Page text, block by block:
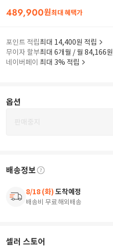
489,900원최대 혜택가
포인트 적립최대 14,400원 적립
무이자 할부최대 6개월 / 월 84,166원
네이버페이 최대 3% 적립
옵션
판매중지
배송정보
8/18 (화) 도착예정
배송비 무료해외배송
셀러 스토어